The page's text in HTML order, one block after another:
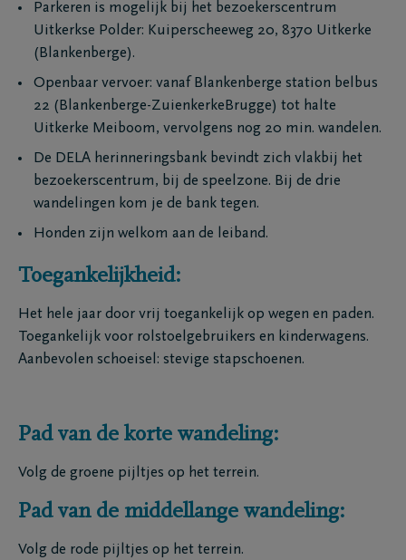
Parkeren is mogelijk bij het bezoekerscentrum
Uitkerkse Polder: Kuiperscheeweg 20, 8370 Uitkerke
(Blankenberge).
Openbaar vervoer: vanaf Blankenberge station belbus
22 (Blankenberge-ZuienkerkeBrugge) tot halte
Uitkerke Meiboom, vervolgens nog 20 min. wandelen.
De DELA herinneringsbank bevindt zich vlakbij het
bezoekerscentrum, bij de speelzone. Bij de drie
wandelingen kom je de bank tegen.
Honden zijn welkom aan de leiband.
Toegankelijkheid:
Het hele jaar door vrij toegankelijk op wegen en paden.
Toegankelijk voor rolstoelgebruikers en kinderwagens.
Aanbevolen schoeisel: stevige stapschoenen.
Pad van de korte wandeling:
Volg de groene pijltjes op het terrein.
Pad van de middellange wandeling:
Volg de rode pijltjes op het terrein.